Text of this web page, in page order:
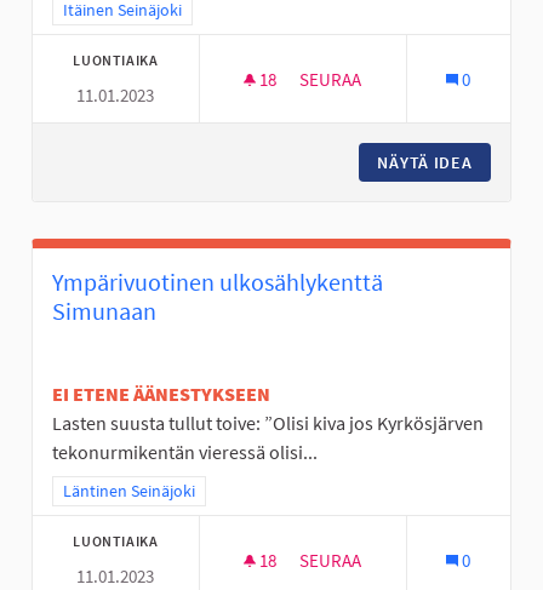
Rajaa tulokset teeman mukaan: Itäinen Seinäjoki
Itäinen Seinäjoki
LUONTIAIKA
11.01.2023
18 18 SEURAAJAA
SEURAA 0
NÄYTÄ IDEA
Ympärivuotinen ulkosählykenttä
Simunaan
EI ETENE ÄÄNESTYKSEEN
Lasten suusta tullut toive: ”Olisi kiva jos Kyrkösjärven
tekonurmikentän vieressä olisi...
Rajaa tulokset teeman mukaan: Läntinen Seinäjoki
Läntinen Seinäjoki
LUONTIAIKA
11.01.2023
18 18 SEURAAJAA
SEURAA 0